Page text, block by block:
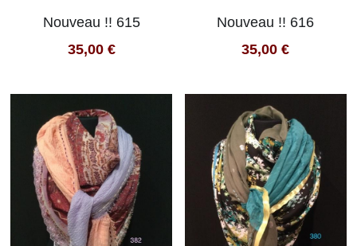
Nouveau !! 615
35,00 €
Nouveau !! 616
35,00 €